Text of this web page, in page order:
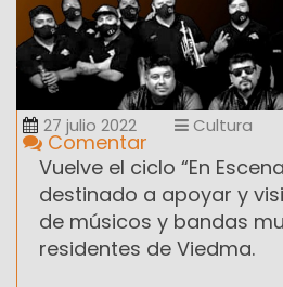
27 julio 2022 Cultura
Comentar
Vuelve el ciclo “En
destinado a apoyar y
de músicos y bandas
residentes de Viedma.